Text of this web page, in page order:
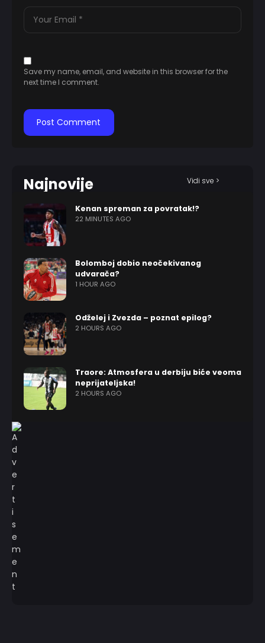
Save my name, email, and website in this browser for the
next time I comment.
Najnovije Vidi sve >
Kenan spreman za povratak!?
22 MINUTES AGO
Bolomboj dobio neočekivanog
udvarača?
1 HOUR AGO
Odželej i Zvezda – poznat epilog?
2 HOURS AGO
Traore: Atmosfera u derbiju biće veoma
neprijateljska!
2 HOURS AGO